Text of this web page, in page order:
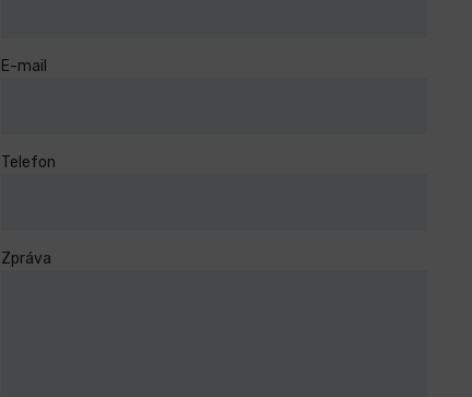
E-mail
Telefon
Zpráva